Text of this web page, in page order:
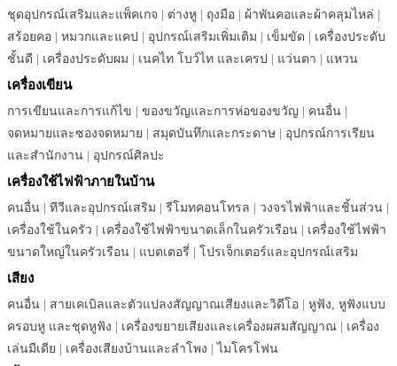
ชุดอุปกรณ์เสริมและแพ็คเกจ | ต่างหู | ถุงมือ | ผ้าพันคอและผ้าคลุมไหล่ |
สร้อยคอ | หมวกและแคป | อุปกรณ์เสริมเพิ่มเติม | เข็มขัด | เครื่องประดับ
ชั้นดี | เครื่องประดับผม | เนคไท โบว์ไท และเครป | แว่นตา | แหวน
เครื่องเขียน
การเขียนและการแก้ไข | ของขวัญและการห่อของขวัญ | คนอื่น |
จดหมายและซองจดหมาย | สมุดบันทึกและกระดาษ | อุปกรณ์การเรียน
และสำนักงาน | อุปกรณ์ศิลปะ
เครื่องใช้ไฟฟ้าภายในบ้าน
คนอื่น | ทีวีและอุปกรณ์เสริม | รีโมทคอนโทรล | วงจรไฟฟ้าและชิ้นส่วน |
เครื่องใช้ในครัว | เครื่องใช้ไฟฟ้าขนาดเล็กในครัวเรือน | เครื่องใช้ไฟฟ้า
ขนาดใหญ่ในครัวเรือน | แบตเตอรี่ | โปรเจ็กเตอร์และอุปกรณ์เสริม
เสียง
คนอื่น | สายเคเบิลและตัวแปลงสัญญาณเสียงและวิดีโอ | หูฟัง, หูฟังแบบ
ครอบหู และชุดหูฟัง | เครื่องขยายเสียงและเครื่องผสมสัญญาณ | เครื่อง
เล่นมีเดีย | เครื่องเสียงบ้านและลำโพง |ไมโครโฟน